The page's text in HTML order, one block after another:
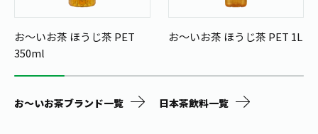
お～いお茶 ほうじ茶 PET
350ml
お～いお茶 ほうじ茶 PET 1L
お～いお茶ブランド一覧 日本茶飲料一覧